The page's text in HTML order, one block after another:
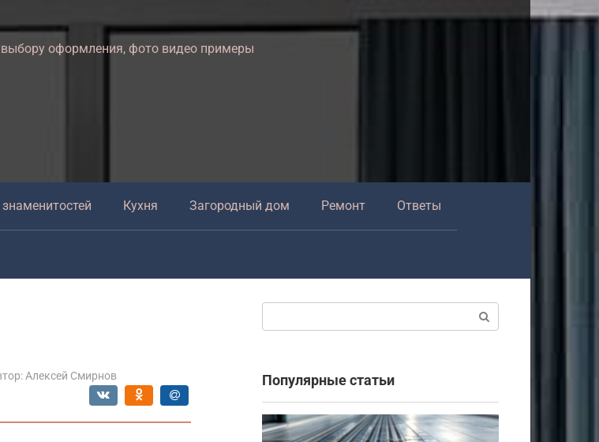
выбору оформления, фото видео примеры
Кухня Загородный дом Ремонт Ответы
Алексей Смирнов Популярные статьи